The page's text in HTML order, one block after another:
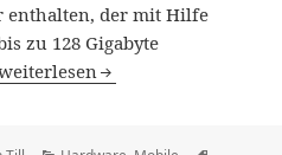
enthalten, der mit Hilfe
zu 128 Gigabyte
One M8 mit Windows